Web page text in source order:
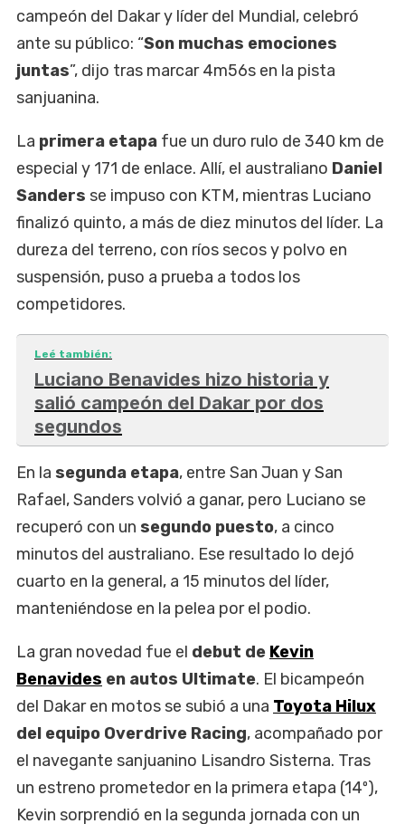
campeón del Dakar y líder del Mundial, celebró
ante su público: “Son muchas emociones
juntas”, dijo tras marcar 4m56s en la pista
sanjuanina.
La primera etapa fue un duro rulo de 340 km de
especial y 171 de enlace. Allí, el australiano Daniel
Sanders se impuso con KTM, mientras Luciano
finalizó quinto, a más de diez minutos del líder. La
dureza del terreno, con ríos secos y polvo en
suspensión, puso a prueba a todos los
competidores.
Leé también:
Luciano Benavides hizo historia y
salió campeón del Dakar por dos
segundos
En la segunda etapa, entre San Juan y San
Rafael, Sanders volvió a ganar, pero Luciano se
recuperó con un segundo puesto, a cinco
minutos del australiano. Ese resultado lo dejó
cuarto en la general, a 15 minutos del líder,
manteniéndose en la pelea por el podio.
La gran novedad fue el debut de Kevin
Benavides en autos Ultimate. El bicampeón
del Dakar en motos se subió a una Toyota Hilux
del equipo Overdrive Racing, acompañado por
el navegante sanjuanino Lisandro Sisterna. Tras
un estreno prometedor en la primera etapa (14º),
Kevin sorprendió en la segunda jornada con un